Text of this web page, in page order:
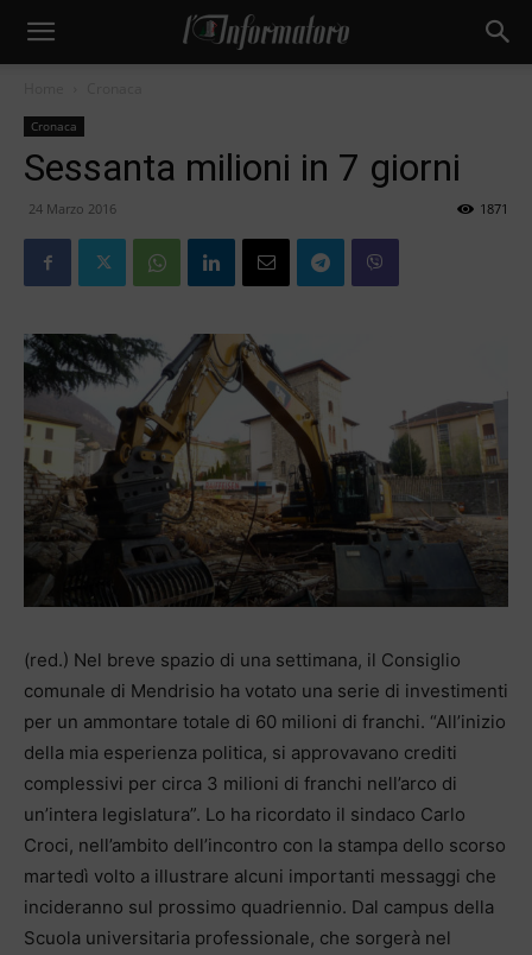
Cronaca
Sessanta milioni in 7 giorni
24 Marzo 2016 1871
(red.) Nel breve spazio di una settimana, il Consiglio
comunale di Mendrisio ha votato una serie di investimenti
per un ammontare totale di 60 milioni di franchi. “All’inizio
della mia esperienza politica, si approvavano crediti
complessivi per circa 3 milioni di franchi nell’arco di
un’intera legislatura”. Lo ha ricordato il sindaco Carlo
Croci, nell’ambito dell’incontro con la stampa dello scorso
martedì volto a illustrare alcuni importanti messaggi che
incideranno sul prossimo quadriennio. Dal campus della
Scuola universitaria professionale, che sorgerà nel